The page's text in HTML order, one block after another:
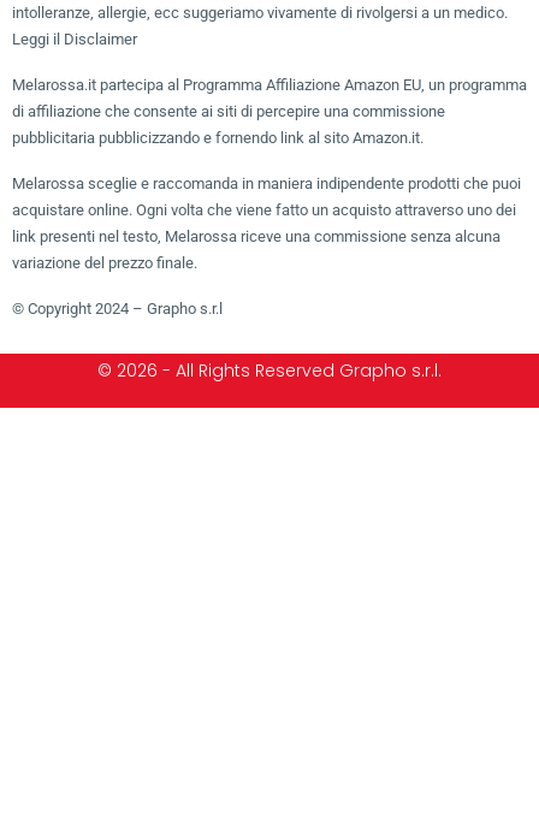
intolleranze, allergie, ecc suggeriamo vivamente di rivolgersi a un medico.
Leggi il Disclaimer
Melarossa.it partecipa al Programma Affiliazione Amazon EU, un programma
di affiliazione che consente ai siti di percepire una commissione
pubblicitaria pubblicizzando e fornendo link al sito Amazon.it.
Melarossa sceglie e raccomanda in maniera indipendente prodotti che puoi
acquistare online. Ogni volta che viene fatto un acquisto attraverso uno dei
link presenti nel testo, Melarossa riceve una commissione senza alcuna
variazione del prezzo finale.
© Copyright 2024 – Grapho s.r.l
© 2026 - All Rights Reserved Grapho s.r.l.